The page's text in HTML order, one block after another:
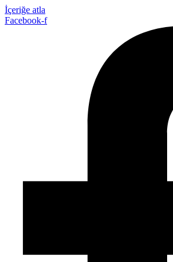
İçeriğe atla
Facebook-f